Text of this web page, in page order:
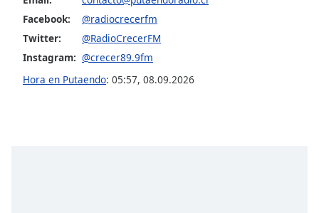
Font
Done
Facebook:
@radiocrecerfm
Twitter:
@RadioCrecerFM
Instagram: @crecer89.9fm
Hora en Putaendo: 05:57, 08.09.2026